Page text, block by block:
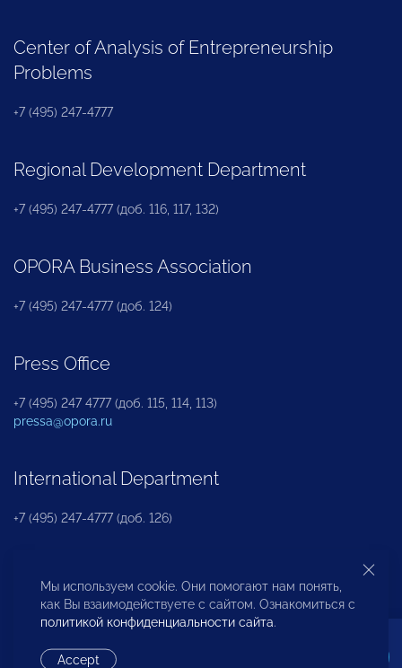
Center of Analysis of Entrepreneurship
Problems
+7 (495) 247-4777
Regional Development Department
+7 (495) 247-4777 (доб. 116, 117, 132)
OPORA Business Association
+7 (495) 247-4777 (доб. 124)
Press Office
+7 (495) 247 4777 (доб. 115, 114, 113)
pressa@opora.ru
International Department
+7 (495) 247-4777 (доб. 126)
Business and Investment Rights Protection
Department
Мы используем cookie. Они помогают нам понять,
как Вы взаимодействуете с сайтом. Ознакомиться с
политикой конфиденциальности сайта.
Accept